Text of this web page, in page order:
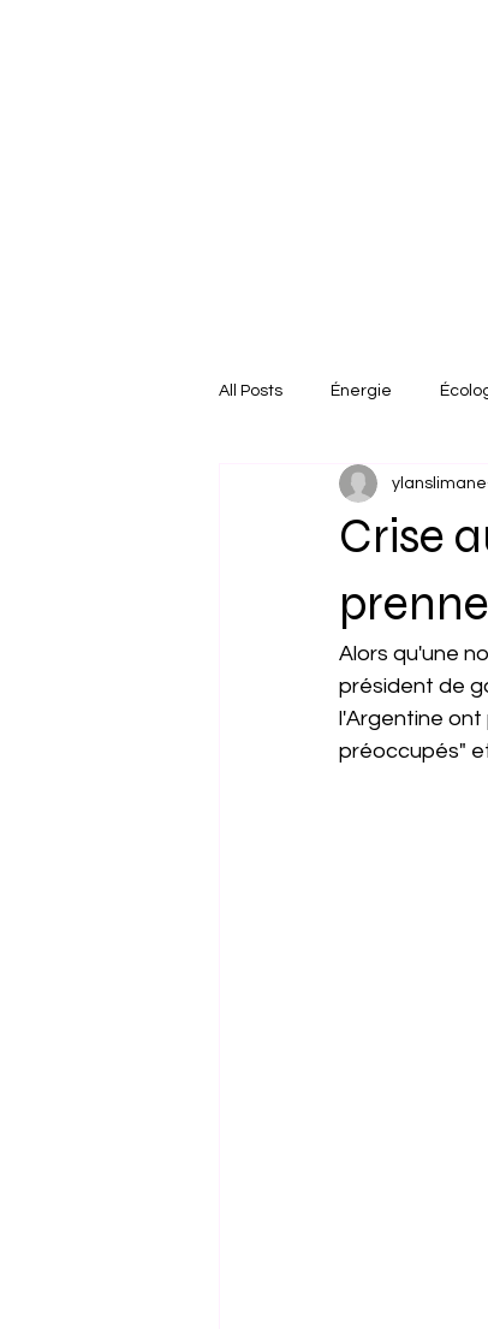
All Posts Énergie
États-Unis Afrique
Crise
ylanslimane
Alors qu'une
président de
l'Argentine ont
préoccupés"